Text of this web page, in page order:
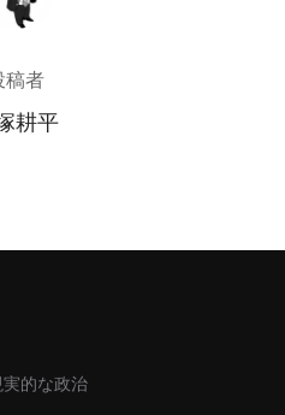
稿者
耕平
的な政治